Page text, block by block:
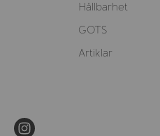
Hållbarhet
GOTS
Artiklar